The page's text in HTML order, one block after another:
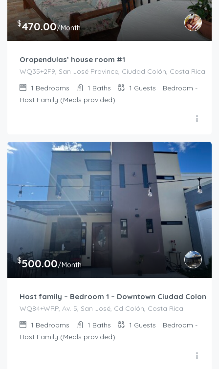
$470.00/Month
Oropendulas’ house room #1
WQ35+2F9, San José Province, Ciudad Colón, Costa Rica
1 Bedrooms 1 Baths 1 Guests
Bedroom -
Host Family (Meals provided)
$500.00/Month
Host family – Bedroom 1 – Downtown Ciudad Colon
WQ84+WRP, Av. 5, San José, Cd Colón, Costa Rica
1 Bedrooms 1 Baths 1 Guests
Bedroom -
Host Family (Meals provided)